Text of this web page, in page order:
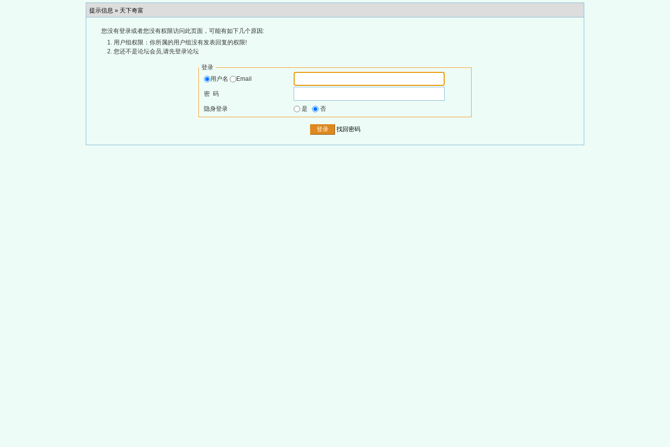
提示信息 » 天下奇富
您没有登录或者您没有权限访问此页面，可能有如下几个原因:
用户组权限：你所属的用户组没有发表回复的权限!
您还不是论坛会员,请先登录论坛
登录
用户名
Email
密 码
隐身登录 是 否
找回密码